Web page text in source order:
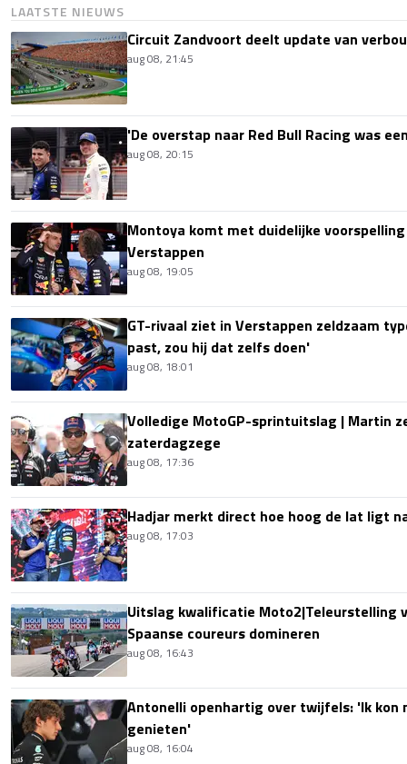
LAATSTE NIEUWS
Circuit Zandvoort deelt update van
aug 08, 21:45
'De overstap naar Red Bull Racing was
aug 08, 20:15
Montoya komt met duidelijke
Verstappen
aug 08, 19:05
GT-rivaal ziet in Verstappen zeldzaam
past, zou hij dat zelfs doen'
aug 08, 18:01
Volledige MotoGP-sprintuitslag | Martin
zaterdagzege
aug 08, 17:36
Hadjar merkt direct hoe hoog de lat ligt
aug 08, 17:03
Uitslag kwalificatie Moto2|Teleurstelling
Spaanse coureurs domineren
aug 08, 16:43
Antonelli openhartig over twijfels: 'Ik kon
genieten'
aug 08, 16:04